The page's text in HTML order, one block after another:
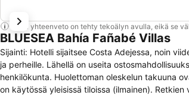
Tämä yhteenveto on tehty tekoälyn avulla, eikä se
BLUESEA Bahía Fañabé Villas
Sijainti: Hotelli sijaitsee Costa Adejessa, noin
ja perheille. Lähellä on useita
henkilökunta. Huolettoman oleskelun takuuna
on käytössä yleisissä tiloissa (ilmainen).